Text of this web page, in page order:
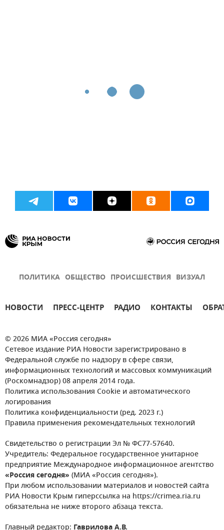
ПОЛИТИКА ОБЩЕСТВО ПРОИСШЕСТВИЯ ВИЗУАЛ
НОВОСТИ ПРЕСС-ЦЕНТР РАДИО КОНТАКТЫ
© 2026 МИА «Россия сегодня»
Сетевое издание РИА Новости зарегистрировано в
Федеральной службе по надзору в сфере связи,
информационных технологий и массовых коммуникаций
(Роскомнадзор) 08 апреля 2014 года.
Политика использования Cookie и автоматического
логирования
Политика конфиденциальности (ред. 2023 г.)
Правила применения рекомендательных технологий
Свидетельство о регистрации Эл № ФС77-57640.
Учредитель: Федеральное государственное унитарное
предприятие Международное информационное агентство
«Россия сегодня» (МИА «Россия сегодня»).
При любом использовании материалов и новостей сайта
РИА Новости Крым гиперссылка на https://crimea.ria.ru
обязательна не ниже второго абзаца текста.
Главный редактор: Гаврилова А.В.